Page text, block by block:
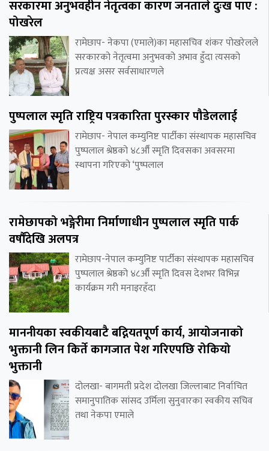
सरकारमा अनुभवहीन नेतृत्वका कारण जनताले दुःख पाए :
पोखरेल
रामेछाप- नेकपा (एमाले)का महासचिव शंकर पोखरेलले
सरकारको नेतृत्वमा अनुभवको अभाव हुँदा त्यसको
प्रत्यक्ष असर सर्वसाधारणले
पुष्पलाल स्मृति राष्ट्रिय पत्रकारिता पुरस्कार पौडेललाई
रामेछाप- नेपाल कम्युनिष्ट पार्टीका संस्थापक महासचिव
पुष्पलाल श्रेष्ठको ४८औँ स्मृति दिवसका अवसरमा
स्थापना गरिएको ‘पुष्पलाल
रामेछापको भङ्गेरीमा निर्माणाधीन पुष्पलाल स्मृति पार्क
वर्षौंदेखि अलपत्र
रामेछाप-नेपाल कम्युनिष्ट पार्टीका संस्थापक महासचिव
पुष्पलाल श्रेष्ठको ४८औँ स्मृति दिवस देशभर विभिन्न
कार्यक्रम गरी मनाइरहँदा
माननीयका स्वकीयबाटै बद्नियतपूर्ण कार्य, आयोजनाको
भुक्तानी लिन किर्ते कागजात पेश गरिएपछि रोकियो
भुक्तानी
दोलखा- बागमती प्रदेश दोलखा जिल्लाबाट निर्वाचित
समानुपातिक सांसद उर्मिला सुनुवारका स्वकीय सचिव
तथा नेकपा एमाले